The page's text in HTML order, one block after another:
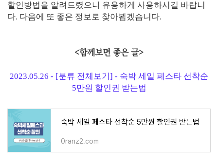
할인방법을 알려드렸으니 유용하게 사용하시길 바랍니
다. 다음에 또 좋은 정보로 찾아뵙겠습니다.
<함께보면 좋은 글>
2023.05.26 - [분류 전체보기] - 숙박 세일 페스타 선착순
5만원 할인권 받는법
숙박 세일 페스타 선착순 5만원 할인권 받는법
0ranz2.com